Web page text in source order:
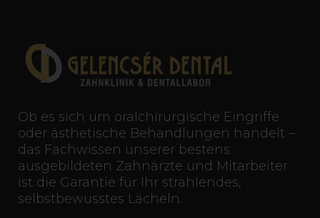
Ob es sich um oralchirurgische Eingriffe
oder ästhetische Behandlungen handelt –
das Fachwissen unserer bestens
ausgebildeten Zahnärzte und Mitarbeiter
ist die Garantie für Ihr strahlendes,
selbstbewusstes Lächeln.